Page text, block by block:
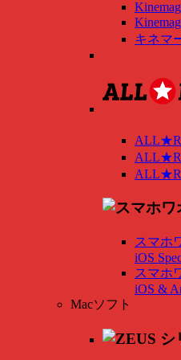
キネマ
スマホ
iOS
スマホ
iOS &
Macソフト